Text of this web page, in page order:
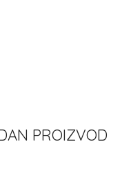
PROIZVOD
Pi)